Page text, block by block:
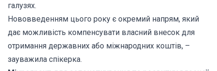
галузях.
Нововведенням цього року є окремий напрям, який
дає можливість компенсувати власний внесок для
отримання державних або міжнародних коштів, –
зауважила спікерка.